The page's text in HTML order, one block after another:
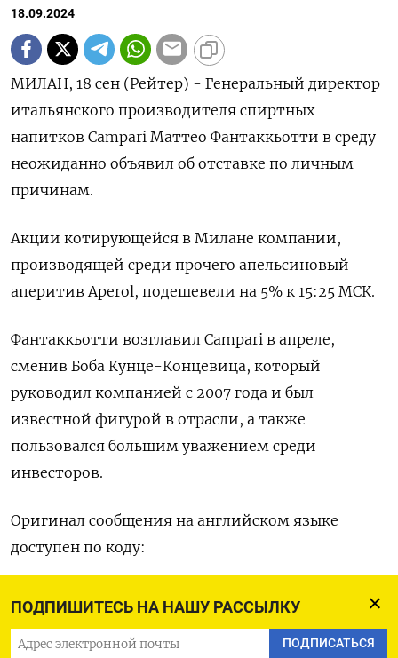
ПОДПИШИТЕСЬ НА НАШУ РАССЫЛКУ
ПОДПИСАТЬСЯ
18.09.2024
МИЛАН, 18 сен (Рейтер) - Генеральный директор
итальянского производителя спиртных
напитков Campari Маттео Фантаккьотти в среду
неожиданно объявил об отставке по личным
причинам.
Акции котирующейся в Милане компании,
производящей среди прочего апельсиновый
аперитив Aperol, подешевели на 5% к 15:25 МСК.
Фантаккьотти возглавил Campari в апреле,
сменив Боба Кунце-Концевица, который
руководил компанией с 2007 года и был
известной фигурой в отрасли, а также
пользовался большим уважением среди
инвесторов.
Оригинал сообщения на английском языке
доступен по коду:
(Валентина За и Альберто Кьюменто при участии
Элизы Анцолин в Милане, Эммы Румни и
Аманды Купер в Лондоне)